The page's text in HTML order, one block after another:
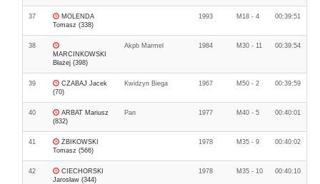
37
MOLENDA
Tomasz (338)
1993 M18 - 4 00:39:51
38
MARCINKOWSKI
Błażej (398)
Akpb Marmel 1984 M30 - 11 00:39:54
39
CZABAJ Jacek
(70)
Kwidzyn Biega 1967 M50 - 2 00:39:59
40
ARBAT Mariusz
(832)
Pan 1977 M40 - 5 00:40:01
41
ŻBIKOWSKI
Tomasz (566)
1978 M35 - 9 00:40:02
42
CIECHORSKI
Jarosław (344)
1978 M35 - 10 00:40:10